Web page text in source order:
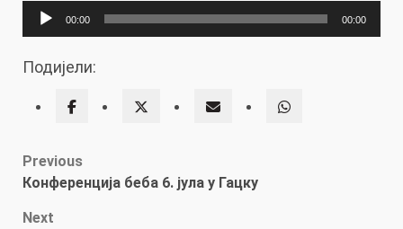
Прегледач
00:00 00:00
Подијели:
Post
Previous
Конференција беба 6. јула у Гацку
Next